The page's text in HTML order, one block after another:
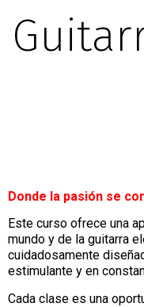
Donde la pasión se
Este curso ofrece una
mundo y de la guitarra
cuidadosamente
estimulante y en
Cada clase es una